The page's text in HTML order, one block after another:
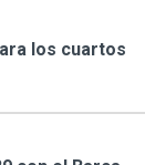
los cuartos